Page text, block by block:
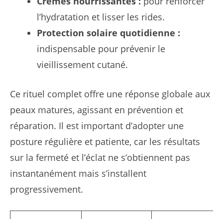
l’hydratation et lisser les rides.
Protection solaire quotidienne :
indispensable pour prévenir le
vieillissement cutané.
Ce rituel complet offre une réponse globale aux
peaux matures, agissant en prévention et
réparation. Il est important d’adopter une
posture régulière et patiente, car les résultats
sur la fermeté et l’éclat ne s’obtiennent pas
instantanément mais s’installent
progressivement.